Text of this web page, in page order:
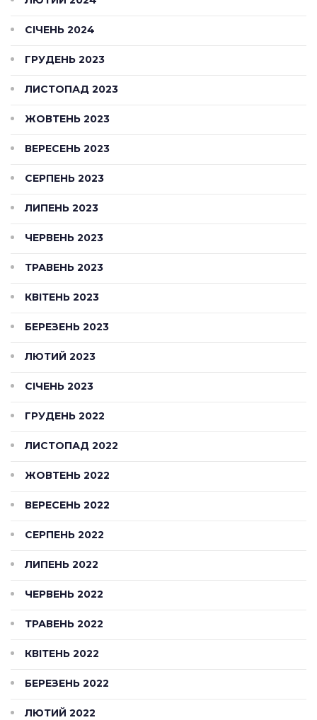
СІЧЕНЬ 2024
ГРУДЕНЬ 2023
ЛИСТОПАД 2023
ЖОВТЕНЬ 2023
ВЕРЕСЕНЬ 2023
СЕРПЕНЬ 2023
ЛИПЕНЬ 2023
ЧЕРВЕНЬ 2023
ТРАВЕНЬ 2023
КВІТЕНЬ 2023
БЕРЕЗЕНЬ 2023
ЛЮТИЙ 2023
СІЧЕНЬ 2023
ГРУДЕНЬ 2022
ЛИСТОПАД 2022
ЖОВТЕНЬ 2022
ВЕРЕСЕНЬ 2022
СЕРПЕНЬ 2022
ЛИПЕНЬ 2022
ЧЕРВЕНЬ 2022
ТРАВЕНЬ 2022
КВІТЕНЬ 2022
БЕРЕЗЕНЬ 2022
ЛЮТИЙ 2022